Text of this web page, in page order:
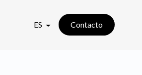
ES Contacto